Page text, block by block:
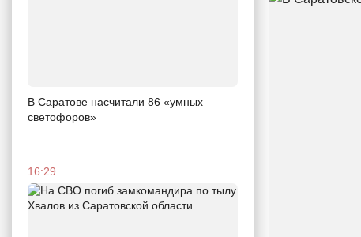
В Саратове насчитали 86 «умных
светофоров»
16:29